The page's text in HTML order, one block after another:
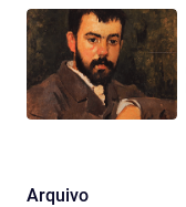
Arquivo